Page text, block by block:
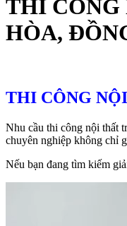
THI CÔNG
HÒA,
THI CÔNG
Nhu cầu thi công nội thất
chuyên nghiệp không chỉ
Nếu bạn đang tìm kiếm